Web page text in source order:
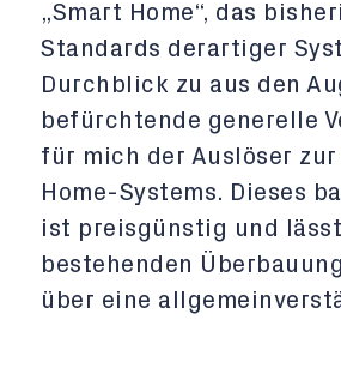
„Smart Home“, das
Standards derartiger
Durchblick zu aus den
befürchtende generelle
für mich der Auslöser
Home-Systems. Dieses
ist preisgünstig und
bestehenden
über eine